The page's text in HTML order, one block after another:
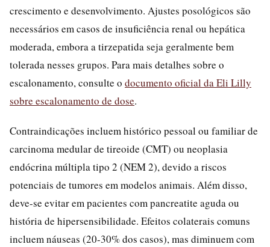
crescimento e desenvolvimento. Ajustes posológicos são
necessários em casos de insuficiência renal ou hepática
moderada, embora a tirzepatida seja geralmente bem
tolerada nesses grupos. Para mais detalhes sobre o
escalonamento, consulte o documento oficial da Eli Lilly
sobre escalonamento de dose.
Contraindicações incluem histórico pessoal ou familiar de
carcinoma medular de tireoide (CMT) ou neoplasia
endócrina múltipla tipo 2 (NEM 2), devido a riscos
potenciais de tumores em modelos animais. Além disso,
deve-se evitar em pacientes com pancreatite aguda ou
história de hipersensibilidade. Efeitos colaterais comuns
incluem náuseas (20-30% dos casos), mas diminuem com